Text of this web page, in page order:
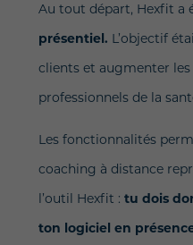
Au tout départ, Hexfit a
présentiel. L’objectif
clients et augmenter les
professionnels de la
Les fonctionnalités
coaching à distance
l’outil Hexfit : tu dois
ton logiciel en